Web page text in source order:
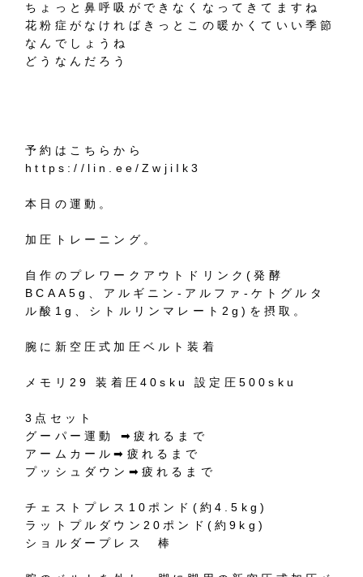
ちょっと鼻呼吸ができなくなってきてますね
花粉症がなければきっとこの暖かくていい季節
なんでしょうね
どうなんだろう
予約はこちらから
https://lin.ee/ZwjiIk3
本日の運動。
加圧トレーニング。
自作のプレワークアウトドリンク(発酵
BCAA5g、アルギニン-アルファ-ケトグルタ
ル酸1g、シトルリンマレート2g)を摂取。
腕に新空圧式加圧ベルト装着
メモリ29 装着圧40sku 設定圧500sku
3点セット
グーパー運動 ➡︎疲れるまで
アームカール➡︎疲れるまで
プッシュダウン➡︎疲れるまで
チェストプレス10ポンド(約4.5kg)
ラットプルダウン20ポンド(約9kg)
ショルダープレス 棒